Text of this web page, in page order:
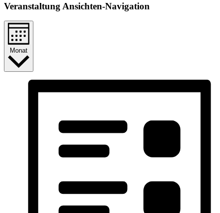
Veranstaltung Ansichten-Navigation
Monat